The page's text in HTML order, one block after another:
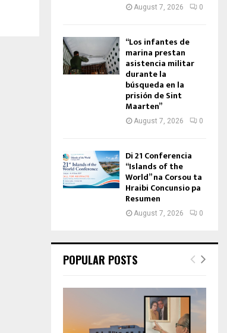
August 7, 2026 0
“Los infantes de
marina prestan
asistencia militar
durante la
búsqueda en la
prisión de Sint
Maarten”
August 7, 2026 0
Di 21 Conferencia
“Islands of the
World” na Corsou ta
Hraibi Concunsio pa
Resumen
August 7, 2026 0
POPULAR POSTS